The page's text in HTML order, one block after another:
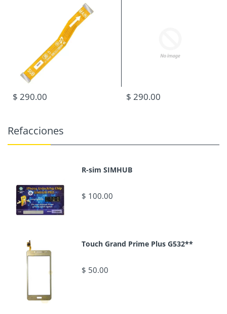
$ 290.00 $ 290.00
Refacciones
R-sim SIMHUB
$ 100.00
Touch Grand Prime Plus G532**
$ 50.00